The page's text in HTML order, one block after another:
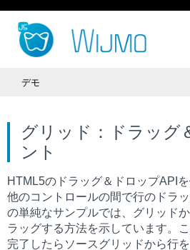
デモ
グリッド：ドラッグ
ント
HTML5のドラッグ＆ドロップAPIを
他のコントロールの間で行のドラ
の単純なサンプルでは、グリッド
ラッグする方法を示しています。
完了したらソースグリッドから行